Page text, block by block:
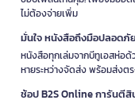
ไม่ต้องจ่ายเพิ่ม
มั่นใจ หนังสือถึงมือปลอดภั
หนังสือทุกเล่มจากบีทูเอสห่อด้
หายระหว่างจัดส่ง พร้อมส่ง
ช้อป B2S Online การันตีสิ